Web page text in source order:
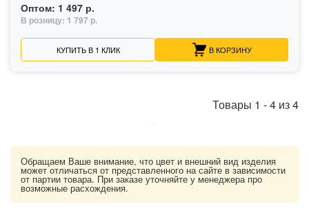
Оптом: 1 497 р.
В розницу: 1 797 р.
КУПИТЬ В 1 КЛИК В КОРЗИНУ
Товары 1 -4 из4
Обращаем Ваше внимание, что цвет и внешний вид изделия
может отличаться от представленного на сайте в зависимости
от партии товара. При заказе уточняйте у менеджера про
возможные расхождения.